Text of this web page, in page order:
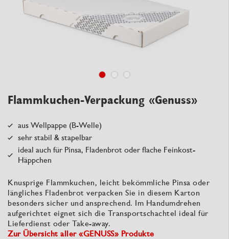
Flammkuchen-Verpackung «Genuss»
aus Wellpappe (B-Welle)
sehr stabil & stapelbar
ideal auch für Pinsa, Fladenbrot oder flache Feinkost-
Häppchen
Knusprige Flammkuchen, leicht bekömmliche Pinsa oder
längliches Fladenbrot verpacken Sie in diesem Karton
besonders sicher und ansprechend. Im Handumdrehen
aufgerichtet eignet sich die Transportschachtel ideal für
Lieferdienst oder Take-away.
Zur Übersicht aller «GENUSS» Produkte